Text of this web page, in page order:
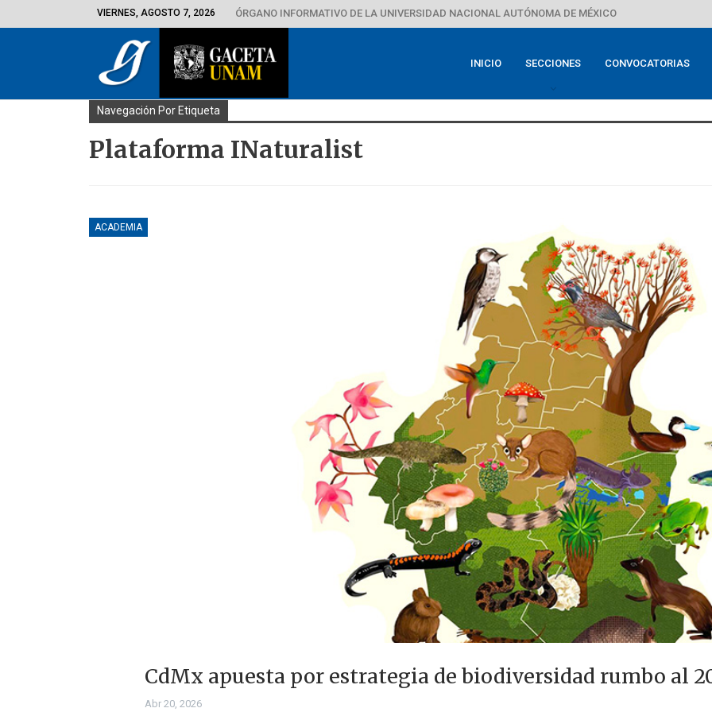
VIERNES, AGOSTO 7, 2026 ÓRGANO INFORMATIVO DE LA UNIVERSIDAD NACIONAL AUTÓNOMA DE MÉXICO
INICIO SECCIONES CONVOCATORIAS
Navegación Por Etiqueta
Plataforma INaturalist
ACADEMIA
CdMx apuesta por estrategia de biodiversidad rumbo al
Abr 20, 2026